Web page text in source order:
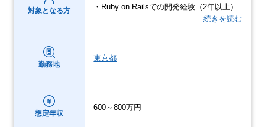
対象となる方
・Ruby on Railsでの開発経験（2年以上）
…続きを読む
勤務地
東京都
想定年収
600～800万円